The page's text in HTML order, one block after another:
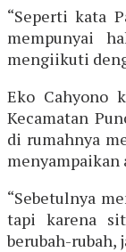
“Seperti kata
mempunyai
mengiikuti
Eko Cahyono
Kecamatan
di rumahnya
menyampaikan
“Sebetulnya
tapi karena
berubah-rubah,